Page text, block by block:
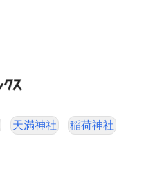
天満神社 稲荷神社